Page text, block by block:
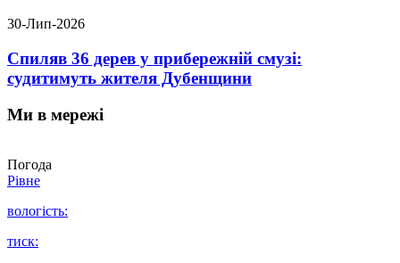
30-Лип-2026
Спиляв 36 дерев у прибережній смузі:
судитимуть жителя Дубенщини
Ми в мережі
Погода
Рівне
вологість:
тиск: